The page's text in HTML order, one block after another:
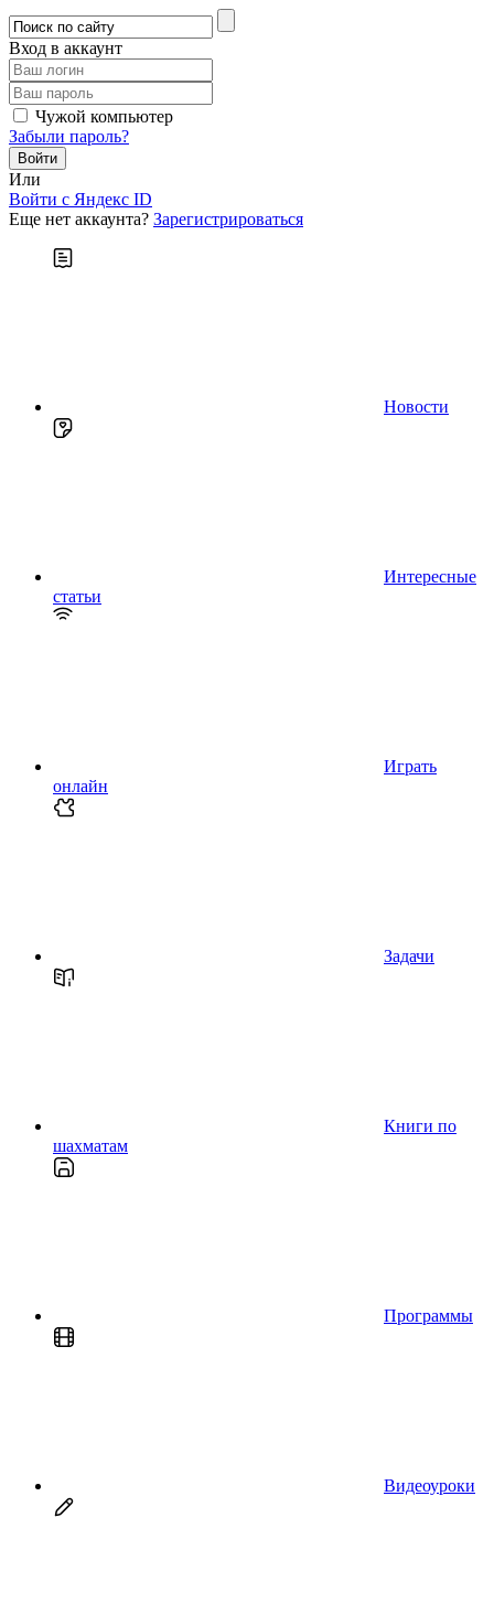
Вход в аккаунт
Чужой компьютер
Забыли пароль?
Или
Войти c Яндекс ID
Еще нет аккаунта? Зарегистрироваться
Новости
Интересные
статьи
Играть
онлайн
Задачи
Книги по
шахматам
Программы
Видеоуроки